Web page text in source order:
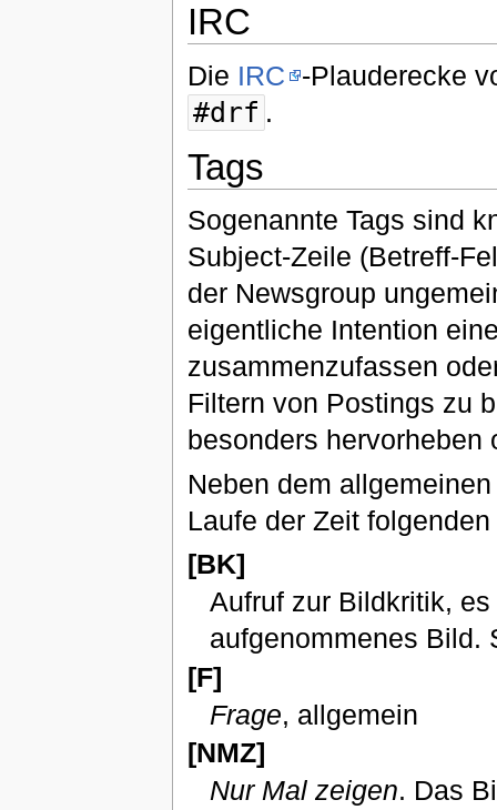
IRC
Die IRC -Plauderecke
#drf .
Tags
Sogenannte Tags sind
Subject-Zeile (Betreff-
der Newsgroup
eigentliche Intention
zusammenzufassen
Filtern von Postings zu
besonders hervorheben
Neben dem
Laufe der Zeit
[BK]
Aufruf zur Bildkritik,
aufgenommenes Bild.
[F]
Frage, allgemein
[NMZ]
Nur Mal zeigen. Das